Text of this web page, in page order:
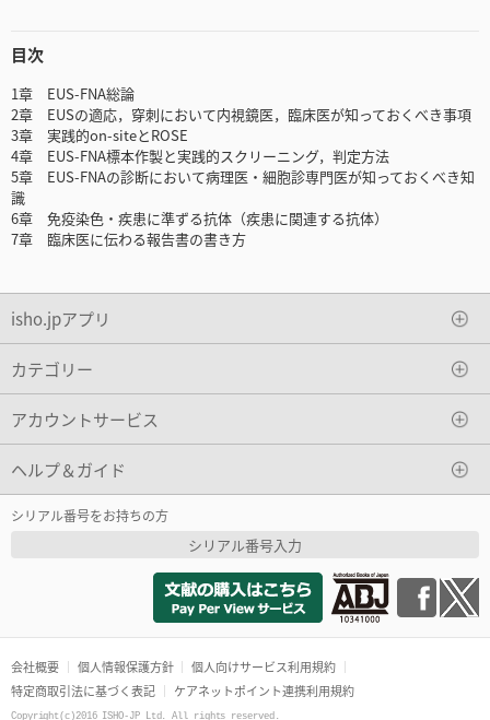
目次
1章 EUS-FNA総論
2章 EUSの適応，穿刺において内視鏡医，臨床医が知っておくべき事項
3章 実践的on-siteとROSE
4章 EUS-FNA標本作製と実践的スクリーニング，判定方法
5章 EUS-FNAの診断において病理医・細胞診専門医が知っておくべき知
識
6章 免疫染色・疾患に準ずる抗体（疾患に関連する抗体）
7章 臨床医に伝わる報告書の書き方
isho.jpアプリ
カテゴリー
アカウントサービス
ヘルプ＆ガイド
シリアル番号をお持ちの方
シリアル番号入力
会社概要 個人情報保護方針
個人向けサービス利用規約
特定商取引法に基づく表記
ケアネットポイント連携利用規約
Copyright(c)2016 ISHO-JP Ltd. All rights reserved.